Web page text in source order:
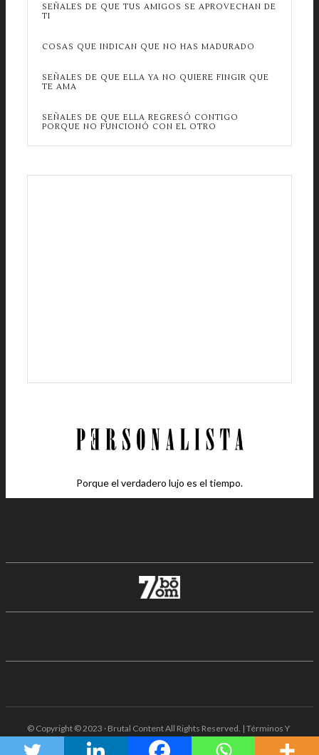
SEÑALES DE QUE TUS AMIGOS SE APROVECHAN DE
TI
COSAS QUE INDICAN QUE NO HAS MADURADO
SEÑALES DE QUE ELLA YA NO QUIERE FINGIR QUE
TE AMA
SEÑALES DE QUE ELLA REGRESÓ CONTIGO
PORQUE NO FUNCIONÓ CON EL OTRO
Porque el verdadero lujo es el tiempo.
© Copyright © 2023 · Brutal Content All Rights Reserved. | Términos Y
Condiciones · Aviso De Privacidad